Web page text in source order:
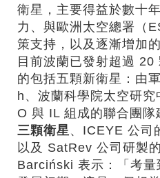
衛星，主要得益於數十
力、與歐洲太空總署（
策支持，以及逐漸增加
目前波蘭已發射超過 20
的包括五顆新衛星：由
h、波蘭科學院太空研
O 與 IL 組成的聯合團隊
三顆衛星、ICEYE 公司
以及 SatRev 公司研製的
Barciński 表示：「考